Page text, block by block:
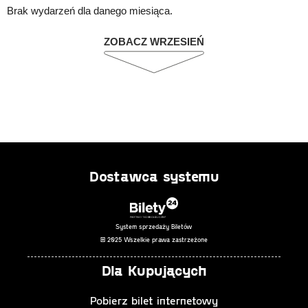
Brak wydarzeń dla danego miesiąca.
ZOBACZ WRZESIEŃ
Dostawca systemu
System sprzedaży Biletów
© 2025 Wszelkie prawa zastrzeżone
Dla Kupujących
Pobierz bilet internetowy